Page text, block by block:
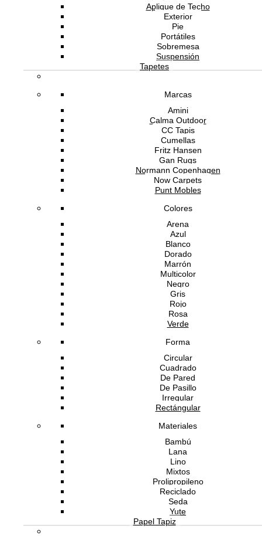
Aplique de Techo
Exterior
Pie
Portátiles
Sobremesa
Suspensión
Tapetes
Marcas
Amini
Calma Outdoor
CC Tapis
Cumellas
Fritz Hansen
Gan Rugs
Normann Copenhagen
Now Carpets
Punt Mobles
Colores
Arena
Azul
Blanco
Dorado
Marrón
Multicolor
Negro
Gris
Rojo
Rosa
Verde
Forma
Circular
Cuadrado
De Pared
De Pasillo
Irregular
Rectángular
Materiales
Bambú
Lana
Lino
Mixtos
Prolipropileno
Reciclado
Seda
Yute
Papel Tapiz